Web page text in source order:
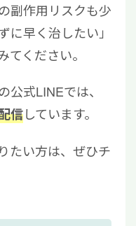
副作用リスクも少
に早く治したい」
てください。
公式LINEでは、
信しています。
たい方は、ぜひチ